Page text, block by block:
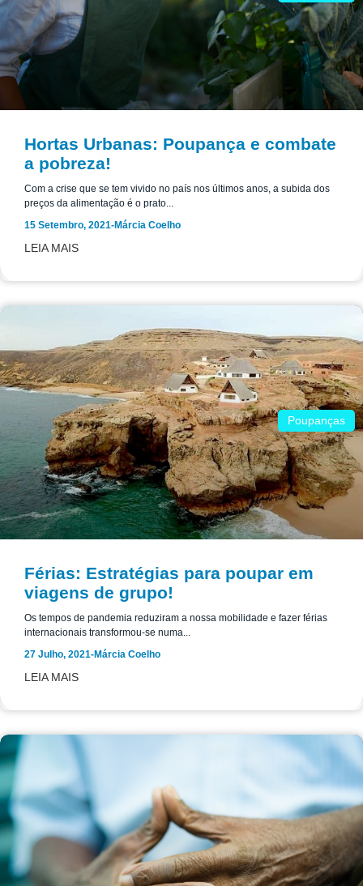
Hortas Urbanas: Poupança e combate
a pobreza!
Com a crise que se tem vivido no país nos últimos anos, a subida dos
preços da alimentação é o prato...
15 Setembro, 2021-Márcia Coelho
LEIA MAIS
Poupanças
Férias: Estratégias para poupar em
viagens de grupo!
Os tempos de pandemia reduziram a nossa mobilidade e fazer férias
internacionais transformou-se numa...
27 Julho, 2021-Márcia Coelho
LEIA MAIS